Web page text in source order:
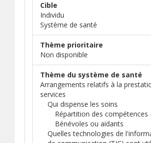
Cible
Individu
Système de santé
Thème prioritaire
Non disponible
Thème du système de santé
Arrangements relatifs à la
services
Qui dispense les soins
Répartition des compétences
Bénévoles ou aidants
Quelles technologies de